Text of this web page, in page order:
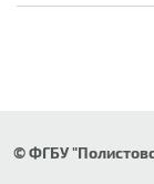
© ФГБУ